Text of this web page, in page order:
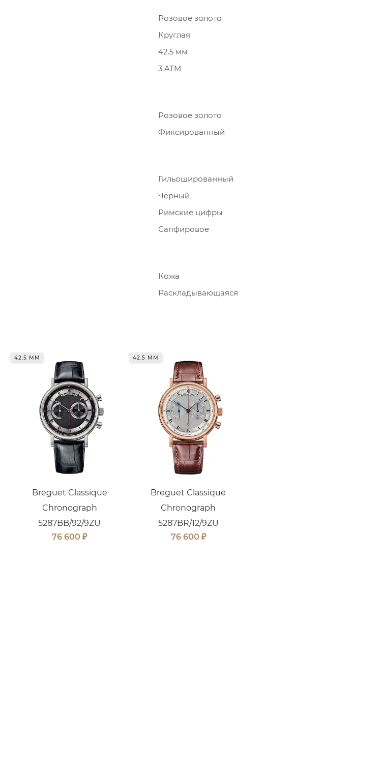
Розовое золото
Круглая
42.5 мм
3 ATM
Розовое золото
Фиксированный
Гильошированный
Черный
Римские цифры
Сапфировое
Кожа
Раскладывающаяся
42.5 ММ
Breguet Classique
Chronograph
5287BB/92/9ZU
76 600 ₽
42.5 ММ
Breguet Classique
Chronograph
5287BR/12/9ZU
76 600 ₽